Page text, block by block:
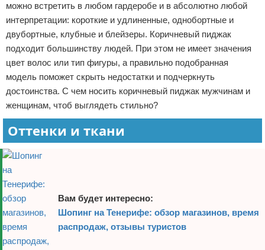
Отказ от ответственности
можно встретить в любом гардеробе и в абсолютно любой
интерпретации: короткие и удлиненные, однобортные и
двубортные, клубные и блейзеры. Коричневый пиджак
подходит большинству людей. При этом не имеет значения
цвет волос или тип фигуры, а правильно подобранная
модель поможет скрыть недостатки и подчеркнуть
достоинства. С чем носить коричневый пиджак мужчинам и
женщинам, чтоб выглядеть стильно?
Оттенки и ткани
Вам будет интересно:
Шопинг на Тенерифе: обзор магазинов, время
распродаж, отзывы туристов